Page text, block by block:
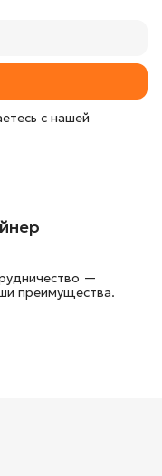
с нашей
—
преимущества.